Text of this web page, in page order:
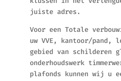
juiste adres.
Voor een Totale
uw VVE, kantoor/pand,
gebied van schilderen
onderhoudswerk
plafonds kunnen wij u